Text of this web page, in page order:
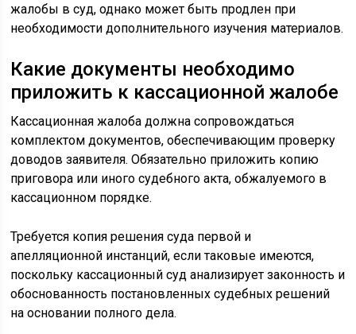
жалобы в суд, однако может быть продлен при
необходимости дополнительного изучения материалов.
Какие документы необходимо
приложить к кассационной жалобе
Кассационная жалоба должна сопровождаться
комплектом документов, обеспечивающим проверку
доводов заявителя. Обязательно приложить копию
приговора или иного судебного акта, обжалуемого в
кассационном порядке.
Требуется копия решения суда первой и
апелляционной инстанций, если таковые имеются,
поскольку кассационный суд анализирует законность и
обоснованность постановленных судебных решений
на основании полного дела.